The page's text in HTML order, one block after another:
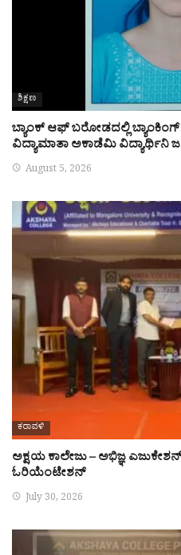
ಶಿಕ್ಷಣ
ಬ್ಯಾಂಕ್ ಆಫ್ ಬರೋಡದಲ್ಲಿ
ವಿದ್ಯಾಮಾತಾ ಅಕಾಡೆಮಿ ವಿದ್ಯಾರ್ಥಿನಿ
August 5, 2026
ಕರಾವಳಿ
ಅಕ್ಷಯ ಕಾಲೇಜು – ಅಭಿಜ್ಞ
ಓರಿಯೆಂಟೇಶನ್
July 30, 2026